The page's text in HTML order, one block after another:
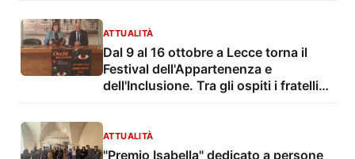
ATTUALITÀ
Dal 9 al 16 ottobre a Lecce torna il
Festival dell'Appartenenza e
dell'Inclusione. Tra gli ospiti i fratelli
ATTUALITÀ
"Premio Isabella" dedicato a persone